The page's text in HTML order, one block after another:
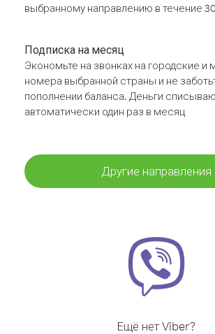
выбранному направлению в течение
Подписка на месяц
Экономьте на звонках на городские и
номера выбранной страны и не
пополнении баланса. Деньги
автоматически один раз в месяц
Другие направления
Ещё нет Viber?